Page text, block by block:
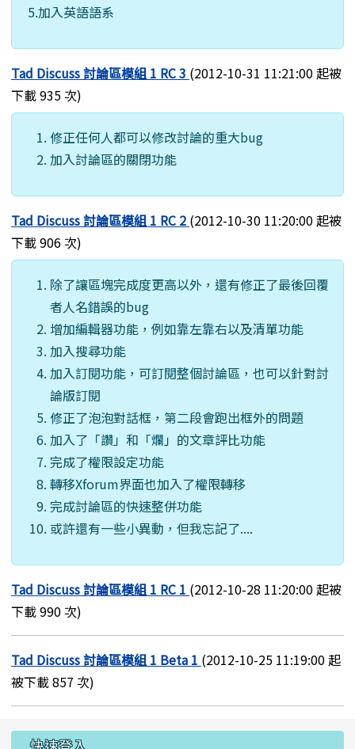
5.加入英語語系
Tad Discuss 討論區模組 1 RC 3 (2012-10-31 11:21:00 起被
下載 935 次)
修正任何人都可以修改討論的重大bug
加入討論區的關閉功能
Tad Discuss 討論區模組 1 RC 2 (2012-10-30 11:20:00 起被
下載 906 次)
除了讓區塊完成度更高以外，還有修正了最後回覆
者人名錯誤的bug
增加編輯器功能，例如靠左靠右以及清單功能
加入搜尋功能
加入訂閱功能，可訂閱整個討論區，也可以針對討
論版訂閱
修正了泡泡對話框，第二段會跑出框外的問題
加入了「讚」和「爛」的文章評比功能
完成了權限設定功能
轉移Xforum界面也加入了權限轉移
完成討論區的快速整併功能
或許還有一些小異動，但我忘記了....
Tad Discuss 討論區模組 1 RC 1 (2012-10-28 11:20:00 起被
下載 990 次)
Tad Discuss 討論區模組 1 Beta 1 (2012-10-25 11:19:00 起
被下載 857 次)
左邊區域內容